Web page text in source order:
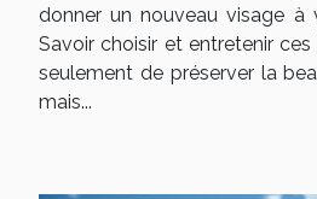
donner un nouveau visage à
Savoir choisir et entretenir
seulement de préserver la
mais...